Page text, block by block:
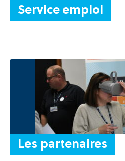
Service emploi
Les partenaires